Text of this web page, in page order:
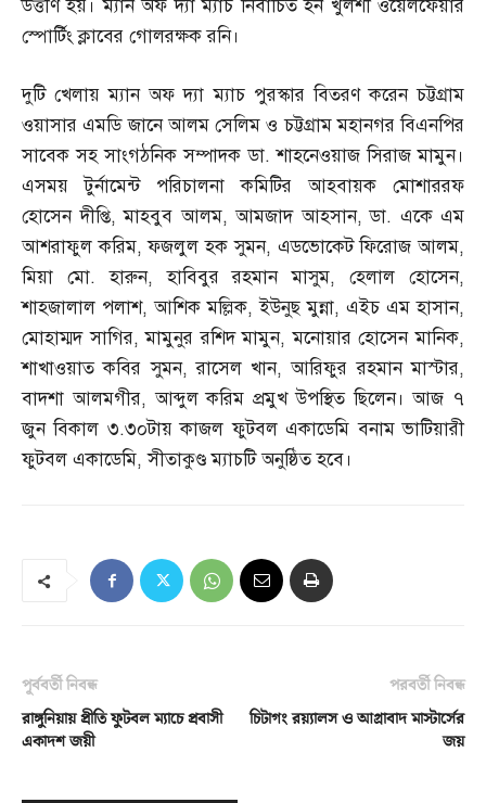
উত্তীর্ণ হয়। ম্যান অফ দ্যা ম্যাচ নির্বাচিত হন খুলশী ওয়েলফেয়ার
স্পোর্টিং ক্লাবের গোলরক্ষক রনি।
দুটি খেলায় ম্যান অফ দ্যা ম্যাচ পুরস্কার বিতরণ করেন চট্টগ্রাম
ওয়াসার এমডি জানে আলম সেলিম ও চট্টগ্রাম মহানগর বিএনপির
সাবেক সহ সাংগঠনিক সম্পাদক ডা.শাহনেওয়াজ সিরাজ মামুন।
এসময় টুর্নামেন্ট পরিচালনা কমিটির আহবায়ক মোশাররফ
হোসেন দীপ্তি,মাহবুব আলম,আমজাদ আহসান,ডা. একে এম
আশরাফুল করিম,ফজলুল হক সুমন, এডভোকেট ফিরোজ আলম,
মিয়া মো.হারুন,হাবিবুর রহমান মাসুম,হেলাল হোসেন,
শাহজালাল পলাশ,আশিক মল্লিক,ইউনুছ মুন্না, এইচ এম হাসান,
মোহাম্মদ সাগির,মামুনুর রশিদ মামুন,মনোয়ার হোসেন মানিক,
শাখাওয়াত কবির সুমন,রাসেল খান,আরিফুর রহমান মাস্টার,
বাদশা আলমগীর,আব্দুল করিম প্রমুখ উপস্থিত ছিলেন। আজ ৭
জুন বিকাল ৩.৩০টায় কাজল ফুটবল একাডেমি বনাম ভাটিয়ারী
ফুটবল একাডেমি,সীতাকুণ্ড ম্যাচটি অনুষ্ঠিত হবে।
পূর্ববর্তী নিবন্ধ
রাঙ্গুনিয়ায় প্রীতি ফুটবল ম্যাচে প্রবাসী
একাদশ জয়ী
পরবর্তী নিবন্ধ
চিটাগং রয়্যালস ও আগ্রাবাদ মাস্টার্সের
জয়